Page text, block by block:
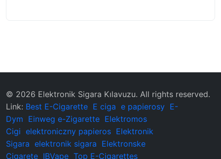
© 2026 ‌Elektronik Sigara Kılavuzu‌. All rights reserved.
Link: Best E-Cigarette E ciga e papierosy E-
Dym Einweg e-Zigarette Elektromos
Cigi elektroniczny papieros Elektronik
Sigara elektronik sigara Elektronske
Cigarete IBVape Top E-Cigarettes